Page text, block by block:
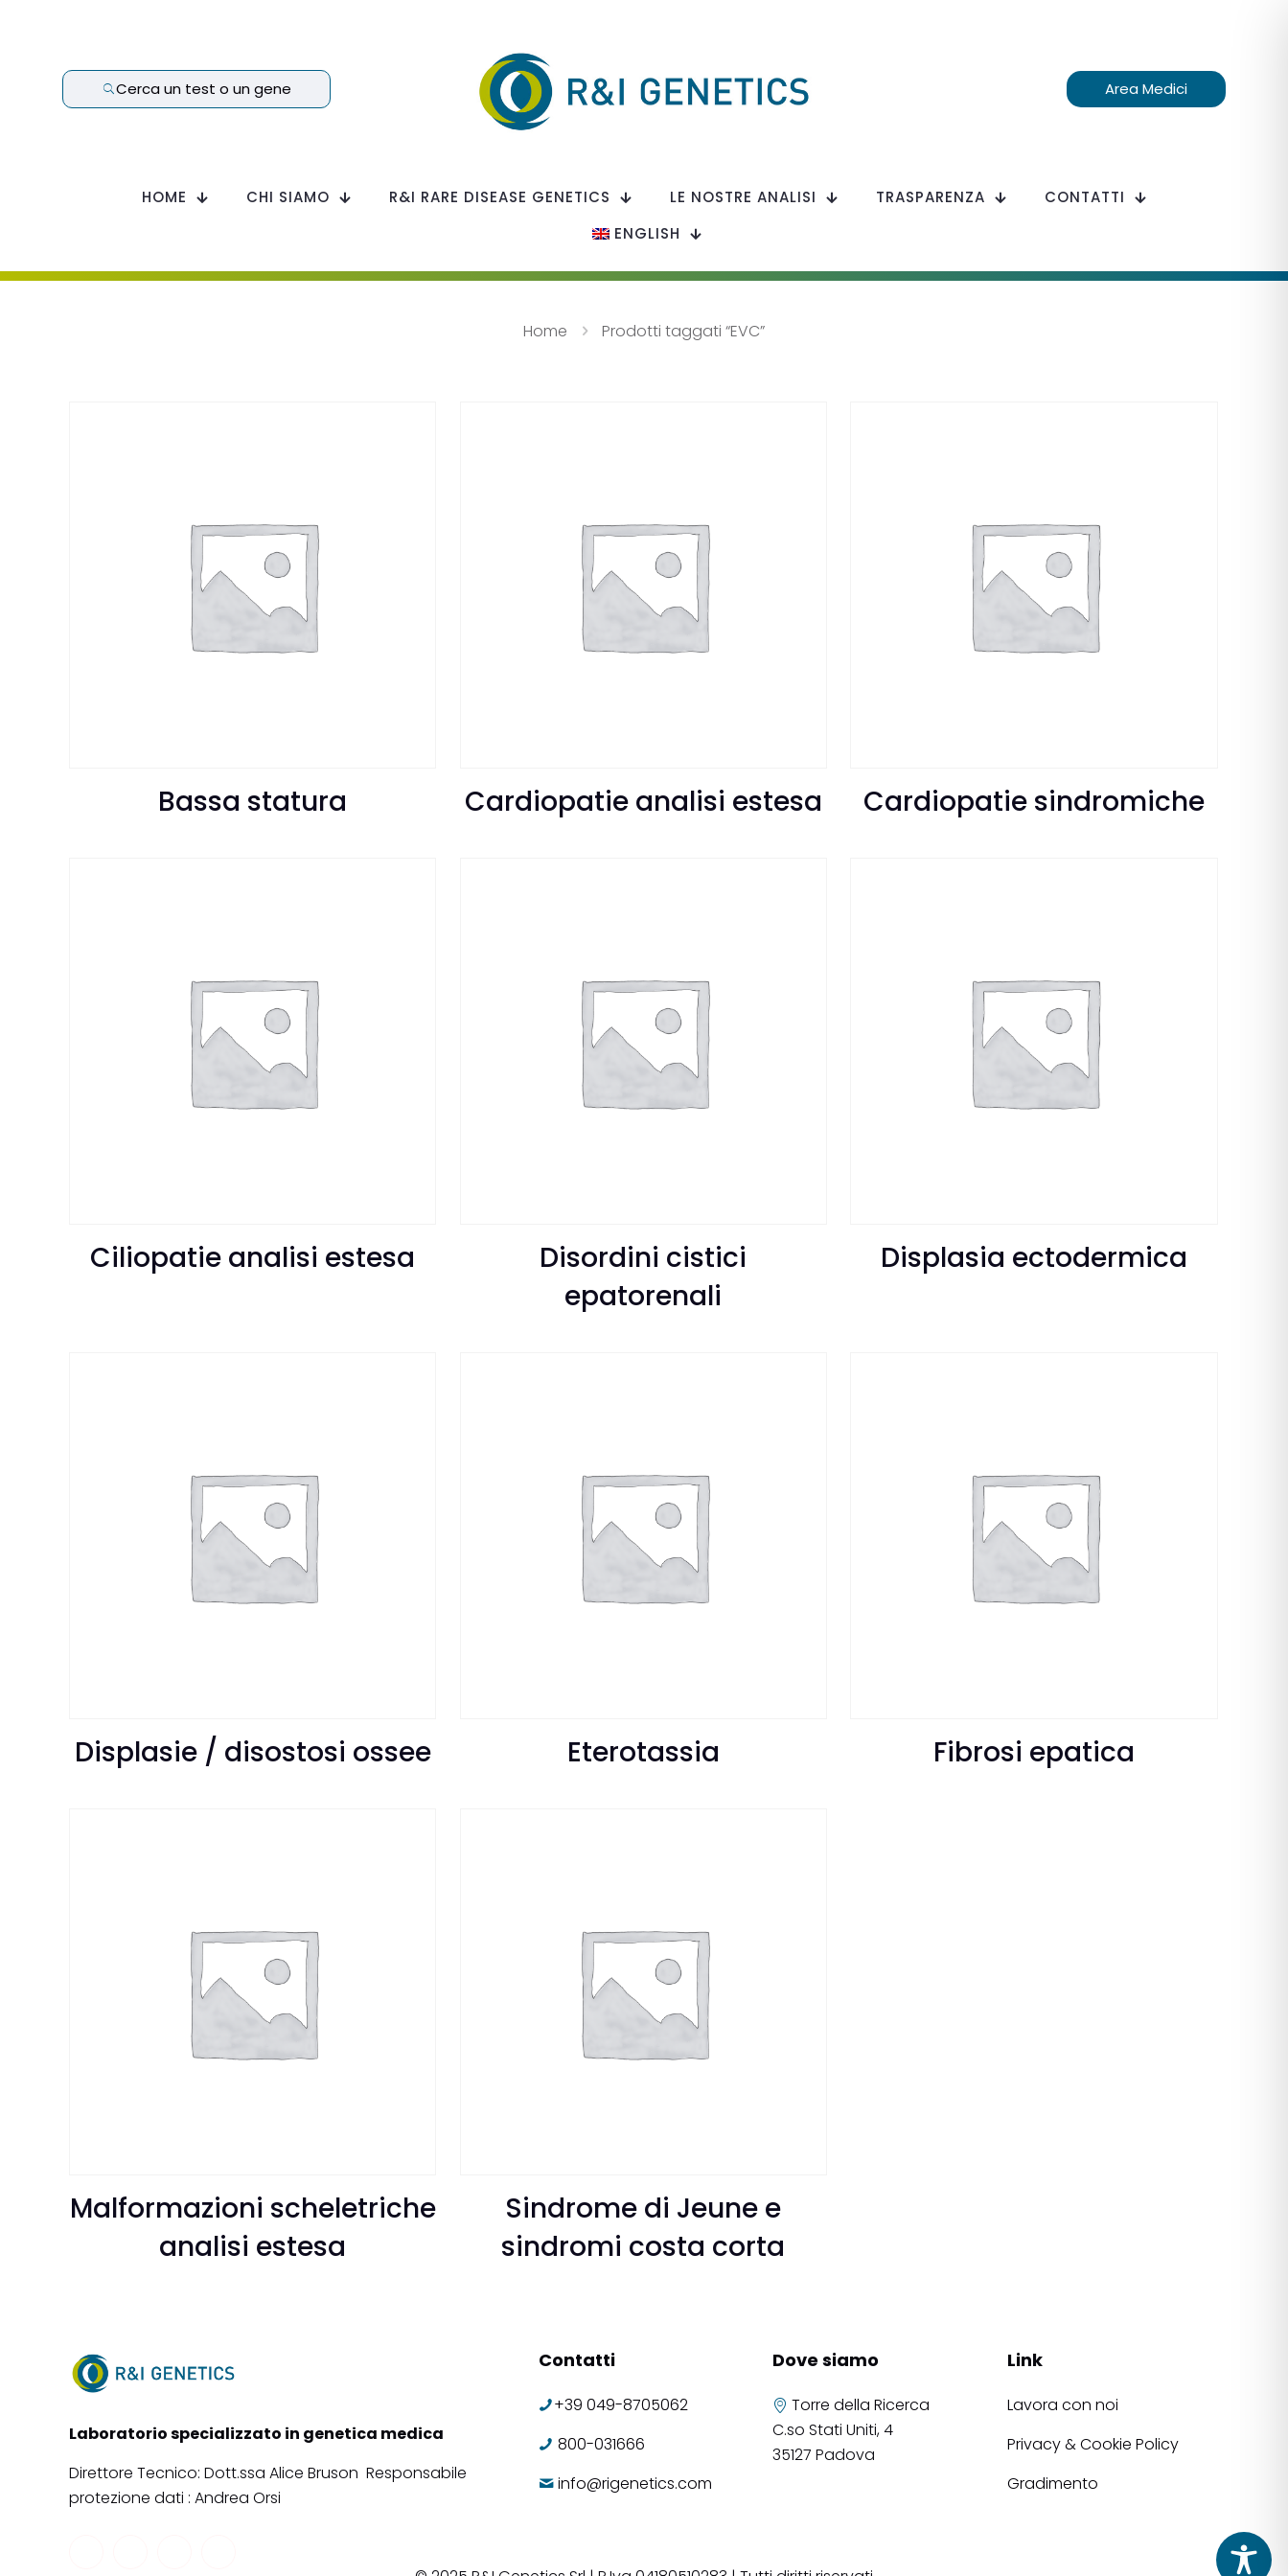
Cerca un test o un gene Area Medici
HOME CHI SIAMO R&I RARE DISEASE GENETICS LE NOSTRE ANALISI TRASPARENZA
CONTATTI
ENGLISH
Home Prodotti taggati “EVC”
Bassa statura Cardiopatie analisi estesa Cardiopatie sindromiche
Ciliopatie analisi estesa
Disordini cistici
epatorenali
Displasia ectodermica
Displasie / disostosi ossee Eterotassia Fibrosi epatica
Malformazioni scheletriche
analisi estesa
Sindrome di Jeune e
sindromi costa corta
Laboratorio specializzato in genetica medica
Direttore Tecnico: Dott.ssa Alice Bruson Responsabile
protezione dati : Andrea Orsi
Contatti
+39 049-8705062
800-031666
info@rigenetics.com
Dove siamo
Torre della Ricerca
C.so Stati Uniti, 4
35127 Padova
Link
Lavora con noi
Privacy & Cookie Policy
Gradimento